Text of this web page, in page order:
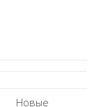
Новые